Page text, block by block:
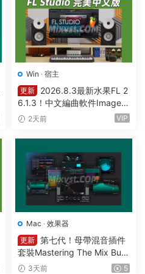
Win · 宿主
更新
2026.8.3最新水果FL 2
6.1.3！中文編曲軟件Image-L
ine – FL Studio Producer Edi
ugins WIN
2天前 VIP
Mac · 效果器
更新 第七代！母帶混音插件
套裝Mastering The Mix Bun
dle v2026.7.21 U2B MAC-M
3天前 5